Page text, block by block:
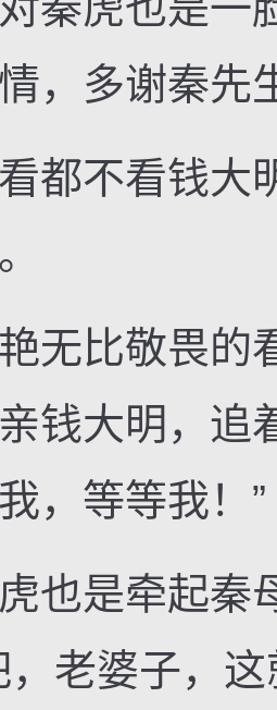
，多谢秦先
不看钱大
比敬畏的
钱大明，追
，等等我！”
是牵起秦
，老婆子，